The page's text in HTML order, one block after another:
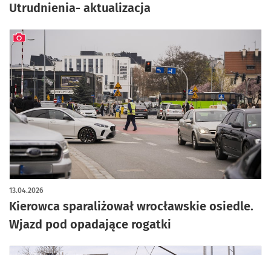
Utrudnienia- aktualizacja
Kierowca sparaliżował wrocławskie osiedle.
Wjazd pod opadające rogatki
13.04.2026
artykuł z galerią zdjęć